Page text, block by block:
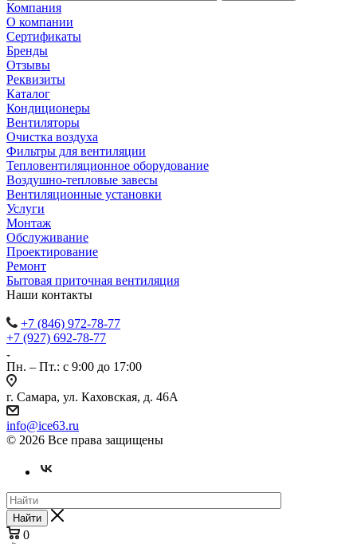
Компания
О компании
Сертификаты
Бренды
Отзывы
Реквизиты
Каталог
Кондиционеры
Вентиляторы
Очистка воздуха
Фильтры для вентиляции
Тепловентиляционное оборудование
Воздушно-тепловые завесы
Вентиляционные установки
Услуги
Монтаж
Обслуживание
Проектирование
Ремонт
Бытовая приточная вентиляция
Наши контакты
+7 (846) 972-78-77
+7 (927) 692-78-77
Пн. – Пт.: с 9:00 до 17:00
г. Самара, ул. Каховская, д. 46А
info@ice63.ru
© 2026 Все права защищены
Найти
0